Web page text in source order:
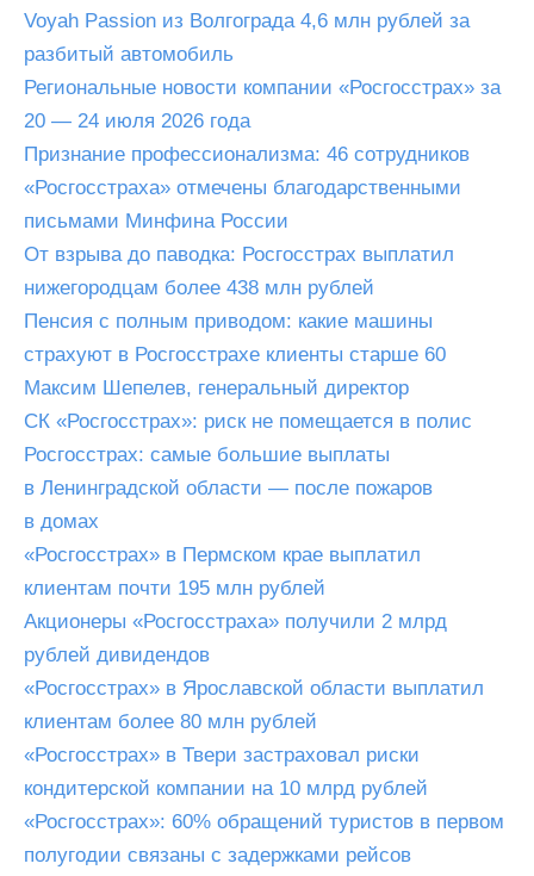
Voyah Passion из Волгограда 4,6 млн рублей за
разбитый автомобиль
Региональные новости компании «Росгосстрах» за
20 — 24 июля 2026 года
Признание профессионализма: 46 сотрудников
«Росгосстраха» отмечены благодарственными
письмами Минфина России
От взрыва до паводка: Росгосстрах выплатил
нижегородцам более 438 млн рублей
Пенсия с полным приводом: какие машины
страхуют в Росгосстрахе клиенты старше 60
Максим Шепелев, генеральный директор
СК «Росгосстрах»: риск не помещается в полис
Росгосстрах: самые большие выплаты
в Ленинградской области — после пожаров
в домах
«Росгосстрах» в Пермском крае выплатил
клиентам почти 195 млн рублей
Акционеры «Росгосстраха» получили 2 млрд
рублей дивидендов
«Росгосстрах» в Ярославской области выплатил
клиентам более 80 млн рублей
«Росгосстрах» в Твери застраховал риски
кондитерской компании на 10 млрд рублей
«Росгосстрах»: 60% обращений туристов в первом
полугодии связаны с задержками рейсов